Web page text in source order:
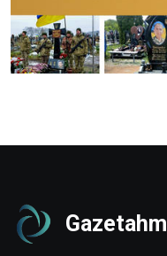
Gazetahm